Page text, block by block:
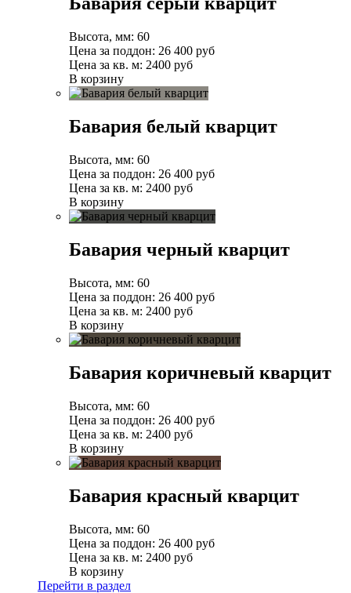
Высота, мм: 60
Цена за поддон: 26 400 руб
Цена за кв. м: 2400 руб
В корзину
Бавария белый кварцит
Высота, мм: 60
Цена за поддон: 26 400 руб
Цена за кв. м: 2400 руб
В корзину
Бавария черный кварцит
Высота, мм: 60
Цена за поддон: 26 400 руб
Цена за кв. м: 2400 руб
В корзину
Бавария коричневый кварцит
Высота, мм: 60
Цена за поддон: 26 400 руб
Цена за кв. м: 2400 руб
В корзину
Бавария красный кварцит
Высота, мм: 60
Цена за поддон: 26 400 руб
Цена за кв. м: 2400 руб
В корзину
Перейти в раздел